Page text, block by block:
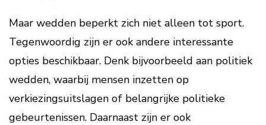
Maar wedden beperkt zich niet alleen tot sport.
Tegenwoordig zijn er ook andere interessante
opties beschikbaar. Denk bijvoorbeeld aan politiek
wedden, waarbij mensen inzetten op
verkiezingsuitslagen of belangrijke politieke
gebeurtenissen. Daarnaast zijn er ook